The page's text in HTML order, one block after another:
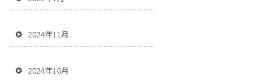
2024年11月
2024年10月